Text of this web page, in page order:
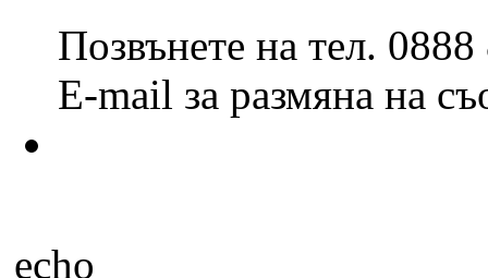
Позвънете на тел.
E-mail за размяна на
echo